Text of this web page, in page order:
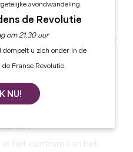
wijnbouw en de kwaliteit
zijn.
Lussac-Saint-
satellietwijnen van Saint-
in het centrum van het
avondwandeling.
de Revolutie
om 21.30 uur
u zich onder in de
Franse Revolutie.
NU!